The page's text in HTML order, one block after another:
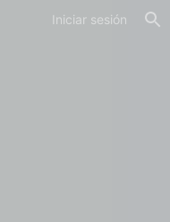
Iniciar sesión